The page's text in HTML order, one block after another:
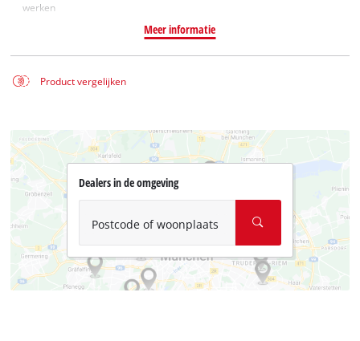
werken
Meer informatie
Product vergelijken
Dealers in de omgeving
Postcode of woonplaats